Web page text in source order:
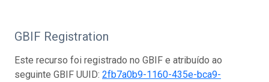
GBIF Registration
Este recurso foi registrado no GBIF e atribuído ao
seguinte GBIF UUID: 2fb7a0b9-1160-435e-bca9-